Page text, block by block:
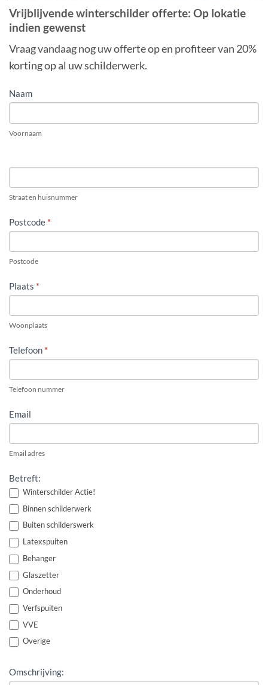
Vrijblijvende winterschilder offerte: Op lokatie
indien gewenst
Vraag vandaag nog uw offerte op en profiteer van 20%
korting op al uw schilderwerk.
OFFERTE
VRIJBLIJVEND
EN
Naam
Voornaam
Straat en huisnummer
Postcode*
Postcode
Plaats *
Woonplaats
Telefoon*
Telefoon nummer
Email
Email adres
Betreft:
Winterschilder Actie!
Binnen schilderwerk
Buiten schilderswerk
Latexspuiten
Behanger
Glaszetter
Onderhoud
Verfspuiten
VVE
Overige
Omschrijving: